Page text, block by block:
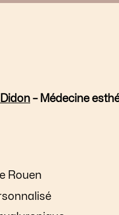
– Médecine
Rouen